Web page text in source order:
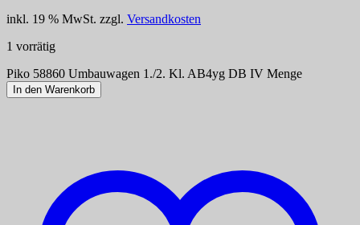
inkl. 19 % MwSt. zzgl. Versandkosten
1 vorrätig
Piko 58860 Umbauwagen 1./2. Kl. AB4yg DB IV Menge
In den Warenkorb